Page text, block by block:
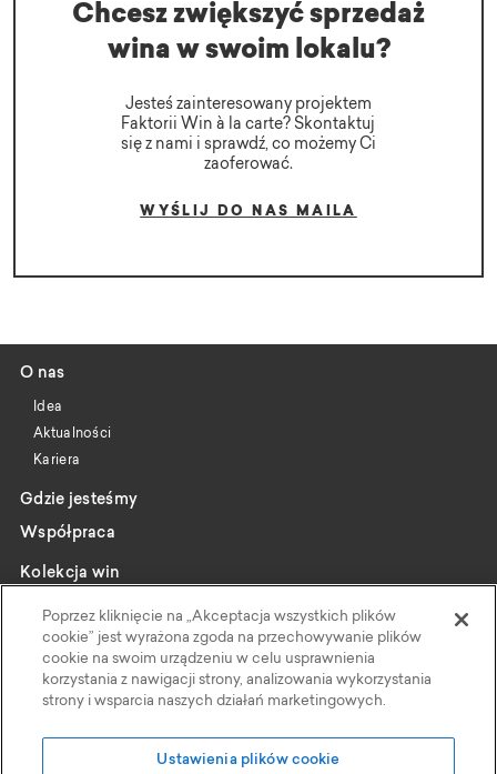
Chcesz zwiększyć sprzedaż
wina w swoim lokalu?
Jesteś zainteresowany projektem
Faktorii Win à la carte? Skontaktuj
się z nami i sprawdź, co możemy Ci
zaoferować.
WYŚLIJ DO NAS MAILA
O nas
Idea
Aktualności
Kariera
Gdzie jesteśmy
Współpraca
Kolekcja win
Katalog
Wybrani producenci
Wine pairing
Kontakt
Polityka Prywatności
Poprzez kliknięcie na „Akceptacja wszystkich plików
cookie” jest wyrażona zgoda na przechowywanie plików
cookie na swoim urządzeniu w celu usprawnienia
korzystania z nawigacji strony, analizowania wykorzystania
strony i wsparcia naszych działań marketingowych.
Ustawienia plików cookie